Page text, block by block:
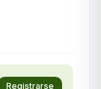
Registrarse